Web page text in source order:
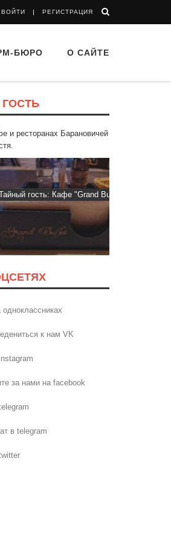
ВОЙТИ РЕГИСТРАЦИЯ
БЮРО О САЙТЕ
и ресторанах Барановичей
Кафе "Grand Buffet"
к нам VK
за нами на facebook
в telegram